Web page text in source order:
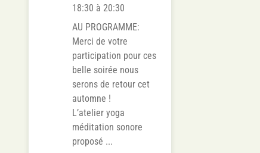
18:30 à 20:30
AU PROGRAMME:
Merci de votre
participation pour ces
belle soirée nous
serons de retour cet
automne !
L’atelier yoga
méditation sonore
proposé ...